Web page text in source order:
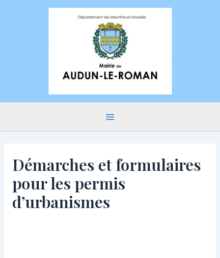
Démarches et formulaires
pour les permis
d’urbanismes